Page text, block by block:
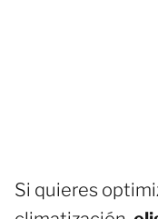
Si quieres